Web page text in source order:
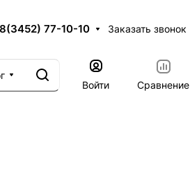
8(3452) 77-10-10 Заказать звонок
Войти
Сравнение